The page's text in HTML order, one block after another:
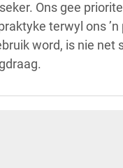
Ons gee
terwyl ons
word, is nie net